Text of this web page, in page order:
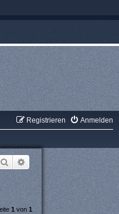
Anmelden
Registrieren
Suche
Erweiterte Suche
1von1